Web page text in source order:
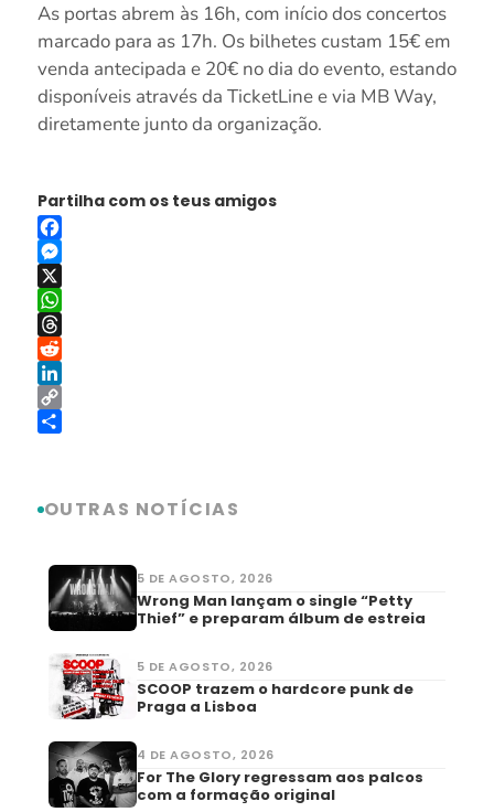
As portas abrem às 16h, com início dos concertos
marcado para as 17h. Os bilhetes custam 15€ em
venda antecipada e 20€ no dia do evento, estando
disponíveis através da TicketLine e via MB Way,
diretamente junto da organização.
Partilha com os teus amigos
Facebook
Messenger
X
WhatsApp
Threads
Reddit
LinkedIn
Copy
OUTRAS NOTÍCIAS
5 DE AGOSTO, 2026
Wrong Man lançam o single “Petty
Thief” e preparam álbum de estreia
5 DE AGOSTO, 2026
SCOOP trazem o hardcore punk de
Praga a Lisboa
4 DE AGOSTO, 2026
For The Glory regressam aos palcos
com a formação original